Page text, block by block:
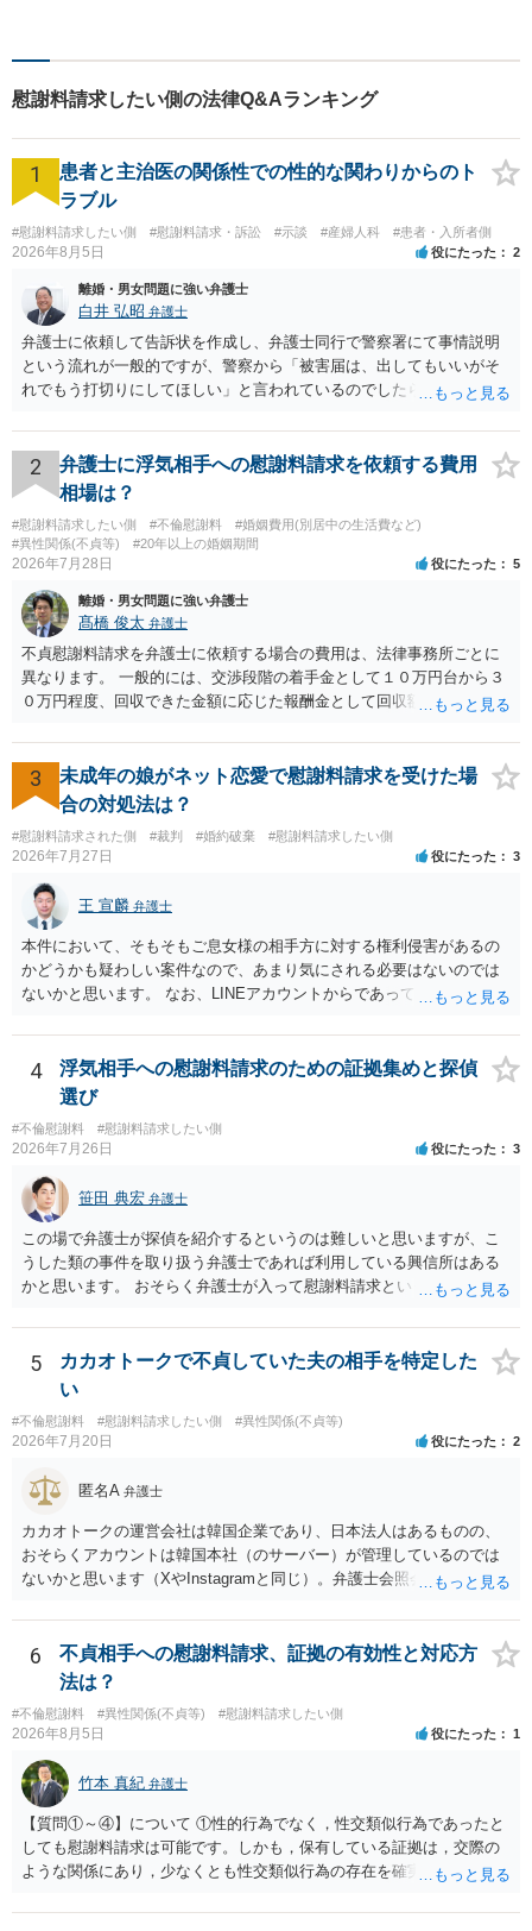
いただくために、これからも
研鑽を積んでいきたいと考え
ております。
慰謝料請求したい側の法律Q&Aランキング
1
患者と主治医の関係性での性的な関わりからのト
ラブル
#慰謝料請求したい側 #慰謝料請求・訴訟 #示談 #産婦人科 #患者・入所者側
2026年8月5日 役にたった 2
離婚・男女問題に強い弁護士
白井 弘昭 弁護士
弁護士に依頼して告訴状を作成し、弁護士同行で警察署にて事情説明
という流れが一般的ですが、警察から「被害届は、出してもいいがそ
れでもう打切りにしてほしい」と言われているのでしたら、あまり結
検察庁に訴えるのもありかもしれないですが、実際に捜査をするの
は、結局所轄だと思われますので、やはり結論は変わらないかもしれ
ないです。 一度、最寄りの「刑事に強い」とうたっている弁護士に相
談してみてはいかがでしょうか。 以上、ご参考まで。
2
弁護士に浮気相手への慰謝料請求を依頼する費用
相場は？
#慰謝料請求したい側 #不倫慰謝料
#婚姻費用(別居中の生活費など)
#異性関係(不貞等)
#20年以上の婚姻期間
2026年7月28日 役にたった 5
離婚・男女問題に強い弁護士
髙橋 俊太 弁護士
不貞慰謝料請求を弁護士に依頼する場合の費用は、法律事務所ごとに
異なります。 一般的には、交渉段階の着手金として１０万円台から３
０万円程度、回収できた金額に応じた報酬金として回収額の１０％か
には、追加着手金や日当、実費が発生することもあります。 もっと
も、証拠が十分にあるか、相手方の住所・勤務先が分かるか、慰謝料
額、離婚の有無、交渉で終わるか訴訟まで見込むかによって、費用は
変わり得ます。依頼前に、交渉だけの場合、訴訟になった場合、回収
できなかった場合の費用を確認しておくとよいでしょう。 弁護士選び
では、不貞慰謝料案件の経験が相応にあるか、費用体系が明確か、見
通しを過度に楽観的に言い過ぎないか、質問に具体的に答えてくれる
か、連絡方法（メール、電話、弁護士直接か事務局員を介するかな
ど）や対応スピードが合うかを確認するとよいと思います。いずれに
しましても、弁護士への相談・依頼にあたっては、証拠資料、夫と相
手方の関係、相手方の氏名・住所等、夫婦関係への影響、離婚予定の
有無など事実関係をよく整理して相談されることをお勧めいたしま
す。
3
未成年の娘がネット恋愛で慰謝料請求を受けた場
合の対処法は？
#慰謝料請求された側 #裁判 #婚約破棄 #慰謝料請求したい側
2026年7月27日 役にたった 3
王 宣麟 弁護士
本件において、そもそもご息女様の相手方に対する権利侵害があるの
かどうかも疑わしい案件なので、あまり気にされる必要はないのでは
ないかと思います。 なお、LINEアカウントからであっても、そこに紐
るパターンはありえるものの、本件のような精神的損害が発生したと
明確にいえないような案件において開示がなされる可能性も低いので
はないかと推察します。
4
浮気相手への慰謝料請求のための証拠集めと探偵
選び
#不倫慰謝料 #慰謝料請求したい側
2026年7月26日 役にたった 3
笹田 典宏 弁護士
この場で弁護士が探偵を紹介するというのは難しいと思いますが、こ
うした類の事件を取り扱う弁護士であれば利用している興信所はある
かと思います。 おそらく弁護士が入って慰謝料請求という流れになる
めします。
5
カカオトークで不貞していた夫の相手を特定した
い
#不倫慰謝料 #慰謝料請求したい側 #異性関係(不貞等)
2026年7月20日 役にたった 2
匿名A 弁護士
カカオトークの運営会社は韓国企業であり、日本法人はあるものの、
おそらくアカウントは韓国本社（のサーバー）が管理しているのでは
ないかと思います（XやInstagramと同じ）。弁護士会照会は日本法に
対する照会は基本的にできないと解されています（弁護士会によって
は例外的に認める扱いもありますが、かなり限定されているので一般
的ではないでしょう）。もし韓国本社がアカウント管理をしているな
ら、日本法人へ送っても「ウチでは管理していない」という回答にな
ります。 個人で直接他人のID情報の開示を求めても拒否されるでしょ
う。
6
不貞相手への慰謝料請求、証拠の有効性と対応方
法は？
#不倫慰謝料 #異性関係(不貞等) #慰謝料請求したい側
2026年8月5日 役にたった 1
竹本 真紀 弁護士
【質問①～④】について ①性的行為でなく，性交類似行為であったと
しても慰謝料請求は可能です。しかも，保有している証拠は，交際の
ような関係にあり，少なくとも性交類似行為の存在を確実に証明でき
ことを窺わせるものです。）。ですから，慰謝料請求を進めることで